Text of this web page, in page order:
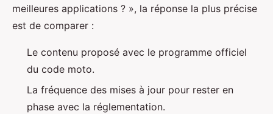
meilleures applications ? », la réponse la plus précise
est de comparer :
Le contenu proposé avec le programme officiel
du code moto.
La fréquence des mises à jour pour rester en
phase avec la réglementation.